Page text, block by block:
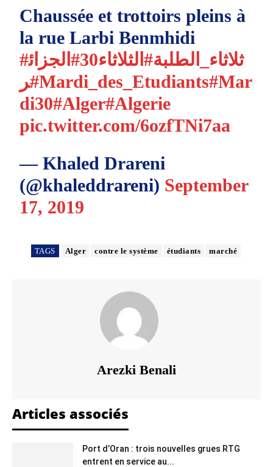
Chaussée et trottoirs pleins à
la rue Larbi Benmhidi
#ثلاثاء_الطلبة#الثلاثاء30
#الجزائ
ر#Mardi_des_Etudiants#Mar
di30#Alger#Algerie
pic.twitter.com/6ozfTNi7aa
— Khaled Drareni
(@khaleddrareni) September
17, 2019
TAGS Alger contre le système étudiants marché
Arezki Benali
Articles associés
Port d’Oran : trois nouvelles grues RTG
entrent en service au...